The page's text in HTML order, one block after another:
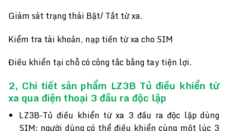
Giám sát trạng thái Bật/ Tắt từ xa.
Kiểm tra tài khoản, nạp tiền từ xa cho SIM
Điều khiển tại chỗ có công tắc bằng tay tiện lợi.
2, Chi tiết sản phẩm LZ3B Tủ điều khiển từ
xa qua điện thoại 3 đầu ra độc lập
LZ3B-Tủ điều khiển từ xa 3 đầu ra độc lập dùng
SIM: người dùng có thể điều khiển cùng một lúc 3